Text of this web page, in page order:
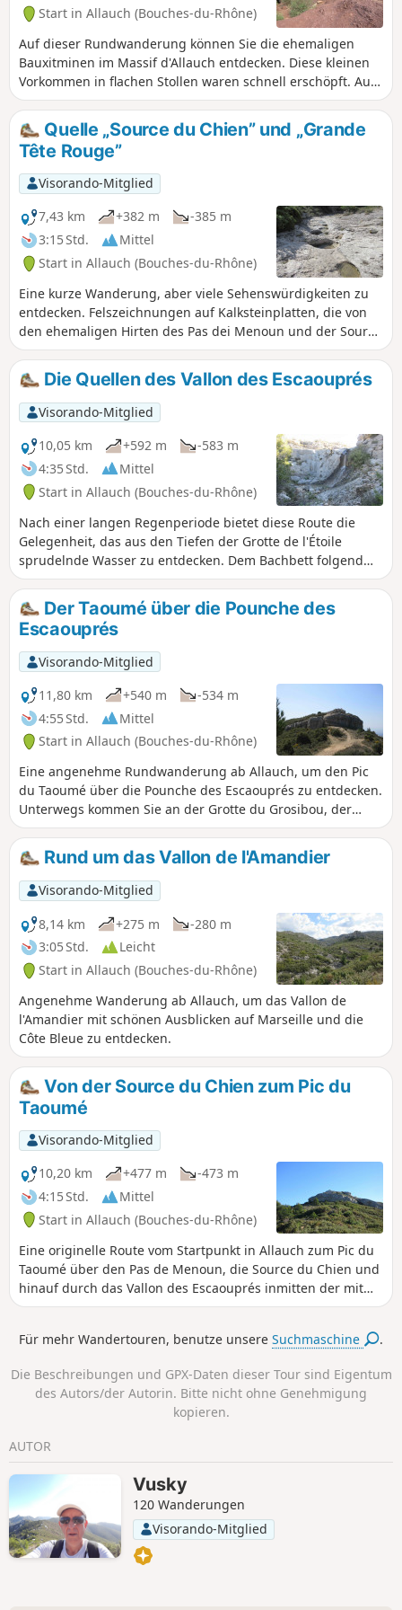
Start in Allauch (Bouches-du-Rhône)
Auf dieser Rundwanderung können Sie die ehemaligen
Bauxitminen im Massif d'Allauch entdecken. Diese kleinen
Vorkommen in flachen Stollen waren schnell erschöpft. Aus
Sicherheitsgründen ist der Eingang zu einigen Stollen
durch Gitter und Schutt versperrt. Überreste dieser
Bergwerke sind noch sichtbar. Auf dieser Tour können Sie
auch die Baumes des Pestiférés, die Quelle Pichoun Ome,
die Tête Ronde und die Grande Tête Rouge entdecken.
Quelle „Source du Chien” und „Grande
Tête Rouge”
Visorando-Mitglied
7,43 km
+382 m
-385 m
3:15 Std.
Mittel
Start in Allauch (Bouches-du-Rhône)
Eine kurze Wanderung, aber viele Sehenswürdigkeiten zu
entdecken. Felszeichnungen auf Kalksteinplatten, die von
den ehemaligen Hirten des Pas dei Menoun und der Source
du Chien, einer seltenen Quelle, die den ganzen Winter
über und bis zum Frühjahr fließt, angefertigt wurden. Die
Grotte du Berger mit ihren Felszeichnungen, die Grotte de
l'Étoile, in der man nach starken Gewittern Wasser sprudeln
sehen kann. Auf dem Rückweg schließlich die Quelle
Laurier und der Aufstieg zum Grande Tête Rouge für einen
360°-Panoramablick auf Marseille und seine Umgebung.
Die Quellen des Vallon des Escaouprés
Visorando-Mitglied
10,05 km
+592 m
-583 m
4:35 Std.
Mittel
Start in Allauch (Bouches-du-Rhône)
Nach einer langen Regenperiode bietet diese Route die
Gelegenheit, das aus den Tiefen der Grotte de l'Étoile
sprudelnde Wasser zu entdecken. Dem Bachbett folgend
führt der Rundweg hinab zu einem herrlichen Wasserfall,
den man wieder hinaufsteigt, um weiter oben die
überfließende Quelle „Source du Chien“ zu erreichen. Wenn
man dann das Vallon des Escaouprès inmitten der
Strudeltöpfe hinaufsteigt, bietet sich ein Abstecher zur Font
Berguette an, deren Wasserstrahl aus der Mitte der
Felswand sprudelt. Ein atemberaubendes Schauspiel.
Schließlich führt der Weg zum Pic du Taoumé, bevor man
über einen breiten Pfad zum Ausgangspunkt zurückkehrt.
Der Taoumé über die Pounche des
Escaouprés
Visorando-Mitglied
11,80 km
+540 m
-534 m
4:55 Std.
Mittel
Start in Allauch (Bouches-du-Rhône)
Eine angenehme Rundwanderung ab Allauch, um den Pic
du Taoumé über die Pounche des Escaouprés zu entdecken.
Unterwegs kommen Sie an der Grotte du Grosibou, der
Baume Sourne und dem Puits du Mûrier vorbei, bevor Sie
über den Col du Tubé zurückkehren. Auf dieser Wanderung
erwartet Sie eine herrliche 360°-Landschaft.
Rund um das Vallon de l'Amandier
Visorando-Mitglied
8,14 km
+275 m
-280 m
3:05 Std.
Leicht
Start in Allauch (Bouches-du-Rhône)
Angenehme Wanderung ab Allauch, um das Vallon de
l'Amandier mit schönen Ausblicken auf Marseille und die
Côte Bleue zu entdecken.
Von der Source du Chien zum Pic du
Taoumé
Visorando-Mitglied
10,20 km
+477 m
-473 m
4:15 Std.
Mittel
Start in Allauch (Bouches-du-Rhône)
Eine originelle Route vom Startpunkt in Allauch zum Pic du
Taoumé über den Pas de Menoun, die Source du Chien und
hinauf durch das Vallon des Escaouprés inmitten der mit
Wasser gefüllten Kalksteintröge. Unterwegs lohnt sich ein
Gewittern Wasser aus ihrem Schlauch sprudeln sehen
Stollen. Das Ganze wird auf der gesamten Strecke von
prächtigen Landschaften gekrönt. (siehe Abschnitt „In der
Für mehr Wandertouren, benutze unsereSuchmaschine .
Die Beschreibungen und GPX-Daten dieser Tour sind Eigentum
des Autors/der Autorin. Bitte nicht ohne Genehmigung
kopieren.
AUTOR
Vusky
120 Wanderungen
Visorando-Mitglied